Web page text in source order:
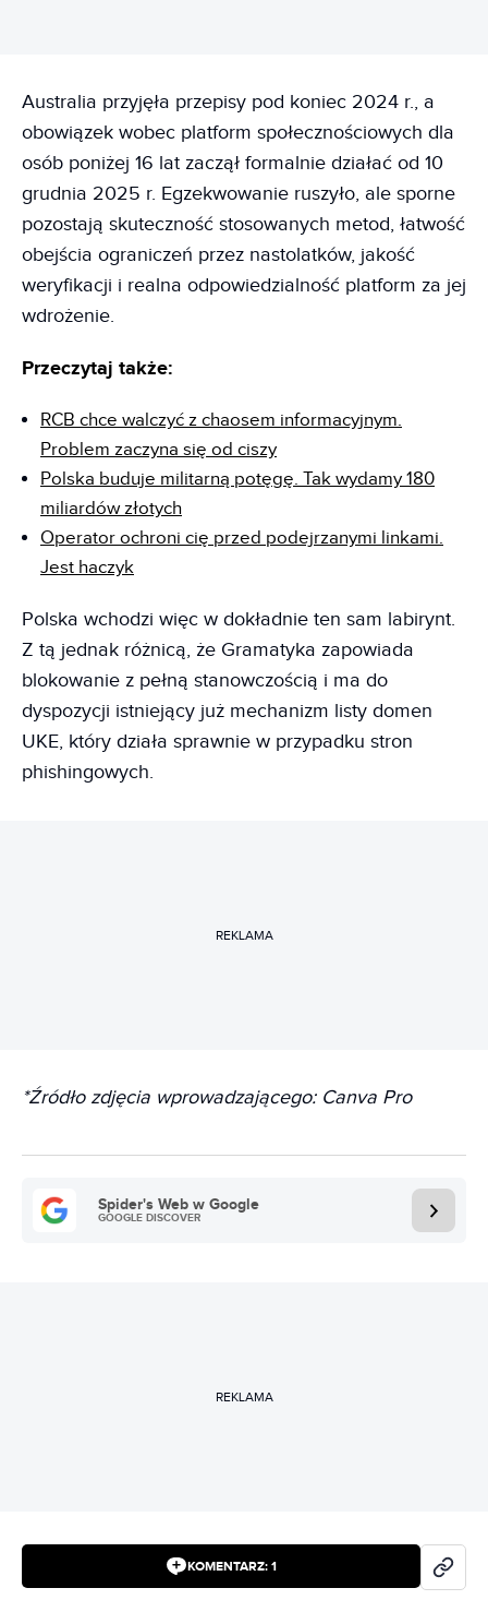
Australia przyjęła przepisy pod koniec 2024 r., a
obowiązek wobec platform społecznościowych dla
osób poniżej 16 lat zaczął formalnie działać od 10
grudnia 2025 r. Egzekwowanie ruszyło, ale sporne
pozostają skuteczność stosowanych metod, łatwość
obejścia ograniczeń przez nastolatków, jakość
weryfikacji i realna odpowiedzialność platform za jej
wdrożenie.
Przeczytaj także:
RCB chce walczyć z chaosem informacyjnym.
Problem zaczyna się od ciszy
Polska buduje militarną potęgę. Tak wydamy 180
miliardów złotych
Operator ochroni cię przed podejrzanymi linkami.
Jest haczyk
Polska wchodzi więc w dokładnie ten sam labirynt.
Z tą jednak różnicą, że Gramatyka zapowiada
blokowanie z pełną stanowczością i ma do
dyspozycji istniejący już mechanizm listy domen
UKE, który działa sprawnie w przypadku stron
phishingowych.
REKLAMA
*Źródło zdjęcia wprowadzającego: Canva Pro
Spider's Web w Google
GOOGLE DISCOVER
REKLAMA
KOMENTARZ: 1